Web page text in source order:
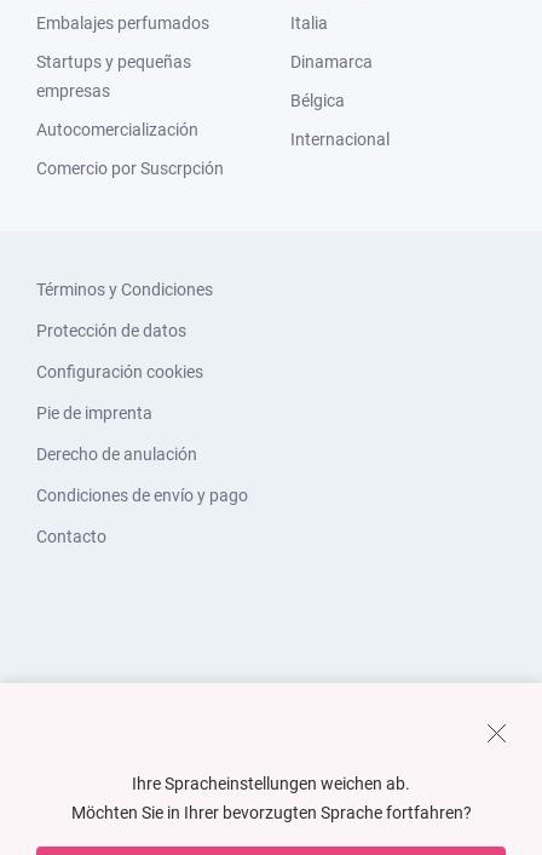
Embalajes perfumados
Startups y pequeñas
empresas
Autocomercialización
Comercio por Suscrpción
Italia
Dinamarca
Bélgica
Internacional
Términos y Condiciones
Protección de datos
Configuración cookies
Pie de imprenta
Derecho de anulación
Condiciones de envío y pago
Contacto
Ihre Spracheinstellungen weichen ab.
Möchten Sie in Ihrer bevorzugten Sprache fortfahren?